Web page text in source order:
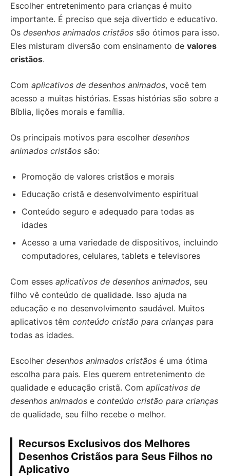
Escolher entretenimento para crianças é muito
importante. É preciso que seja divertido e educativo.
Os desenhos animados cristãos são ótimos para isso.
Eles misturam diversão com ensinamento de valores
cristãos.
Com aplicativos de desenhos animados, você tem
acesso a muitas histórias. Essas histórias são sobre a
Bíblia, lições morais e família.
Os principais motivos para escolher desenhos
animados cristãos são:
Promoção de valores cristãos e morais
Educação cristã e desenvolvimento espiritual
Conteúdo seguro e adequado para todas as
idades
Acesso a uma variedade de dispositivos, incluindo
computadores, celulares, tablets e televisores
Com esses aplicativos de desenhos animados, seu
filho vê conteúdo de qualidade. Isso ajuda na
educação e no desenvolvimento saudável. Muitos
aplicativos têm conteúdo cristão para crianças para
todas as idades.
Escolher desenhos animados cristãos é uma ótima
escolha para pais. Eles querem entretenimento de
qualidade e educação cristã. Com aplicativos de
desenhos animados e conteúdo cristão para crianças
de qualidade, seu filho recebe o melhor.
Recursos Exclusivos dos Melhores
Desenhos Cristãos para Seus Filhos no
Aplicativo